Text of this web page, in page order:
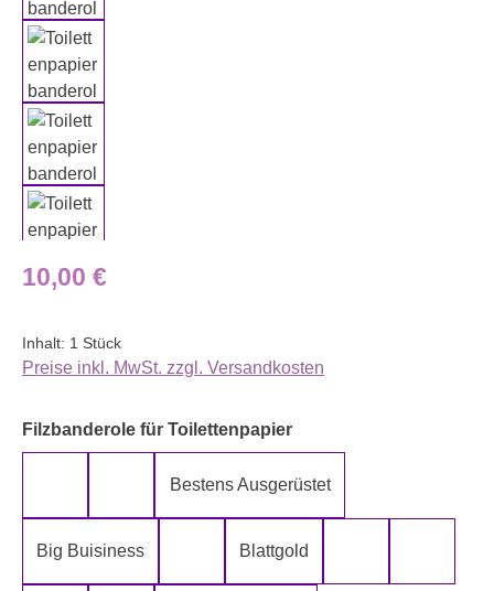
Regulärer Preis:
10,00 €
Inhalt: 1 Stück
Preise inkl. MwSt. zzgl. Versandkosten
Filzbanderole für Toilettenpapierauswählen
5-Lagig ich kann´s mir leisten
Alter spielt keine Rolle
Bestens Ausgerüstet
Big Buisiness
Bitte bleiben sie während der
Blattgold